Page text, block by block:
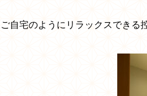
ご自宅のようにリラックスできる